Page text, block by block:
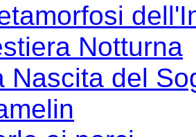
Notturna
Nascita del